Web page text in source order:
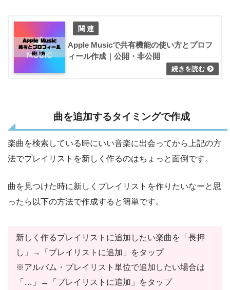
Apple Musicで共有機能の使い方とプロフ
ィール作成｜公開・非公開
曲を追加するタイミングで作成
楽曲を検索している時にいい音楽に出会ってから上記の方
法でプレイリストを新しく作るのはちょっと面倒です。
曲を見つけた時に新しくプレイリストを作りたいなーと思
ったら以下の方法で作成すると簡単です。
新しく作るプレイリストに追加したい楽曲を「長押
し」→「プレイリストに追加」をタップ
※アルバム・プレイリスト単位で追加したい場合は
「…」→「プレイリストに追加」をタップ